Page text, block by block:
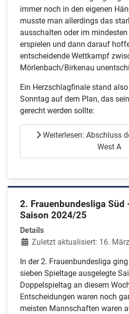
immer noch in den eigenen
musste man allerdings das
ausschalten oder im
erspielen und dann darauf
entscheidende Wettkampf
Mörlenbach/Birkenau
Ein Herzschlagfinale stand
Sonntag auf dem Plan, das
gerecht werden sollte:
Weiterlesen: Abschluss
West A
2. Frauenbundesliga Süd
Saison 2024/25
Details
Zuletzt aktualisiert: 16.
In der 2. Frauenbundesliga
sieben Spieltage ausgelegte
Doppelspieltag an diesem
Entscheidungen waren noch
meisten Mannschaften waren